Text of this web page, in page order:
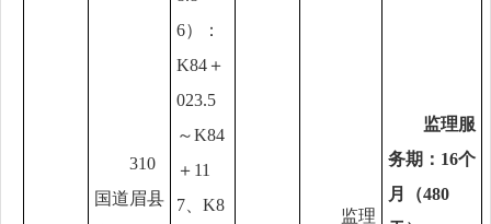
310
国道眉县
6）：
K84＋
023.5
～K84
＋11
7、K8
监理
监理服
务期： 16个
月（480